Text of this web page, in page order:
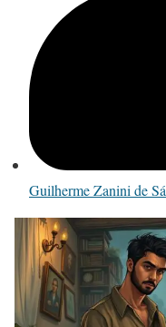
Guilherme Zanini de Sá